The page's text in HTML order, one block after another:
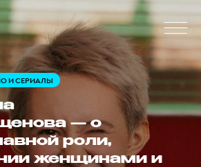
И СЕРИАЛЫ
— о
роли,
женщинами и